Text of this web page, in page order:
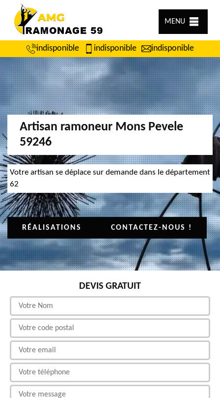
MENU
indisponible indisponible indisponible
Artisan ramoneur Mons Pevele
59246
Votre artisan se déplace sur demande dans le département
62
RÉALISATIONS CONTACTEZ-NOUS !
DEVIS GRATUIT